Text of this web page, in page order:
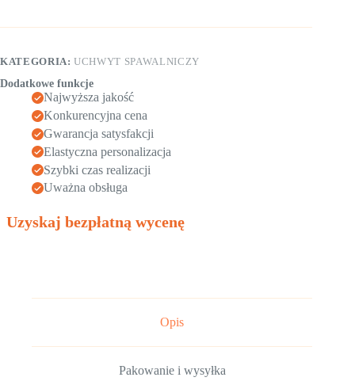
KATEGORIA:UCHWYT SPAWALNICZY
Dodatkowe funkcje
Najwyższa jakość
Konkurencyjna cena
Gwarancja satysfakcji
Elastyczna personalizacja
Szybki czas realizacji
Uważna obsługa
Uzyskaj bezpłatną wycenę
Opis
Pakowanie i wysyłka